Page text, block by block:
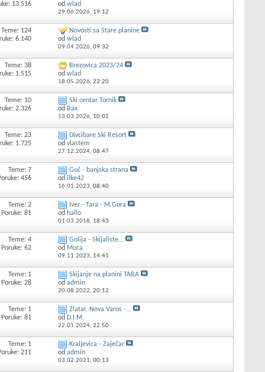
13.516
od wlad
29.06.2026, 19:12
Teme: 124
6.140
Novosti sa Stare planine
od wlad
09.04.2026, 09:32
Teme: 38
1.515
Brezovica 2023/24
od wlad
18.05.2026, 22:20
Teme: 10
2.326
Ski centar Tornik
od Bax
13.03.2026, 10:01
Teme: 23
1.725
Divcibare Ski Resort
od vlastem
27.12.2024, 08:47
Teme: 7
456
Goč - banjska strana
od ilke42
16.01.2023, 08:40
Teme: 2
Poruke: 81
Iver - Tara - M.Gora
od hallo
01.03.2018, 18:43
Teme: 4
Poruke: 62
Golija - Skijaliste...
od Moca
09.11.2023, 14:41
Teme: 1
Poruke: 28
Skijanje na planini TARA
od admin
20.08.2022, 20:12
Teme: 1
Poruke: 81
Zlatar, Nova Varos -...
od D.I.M.
22.01.2024, 22:50
Teme: 1
211
Kraljevica - Zaječar
od admin
03.02.2021, 00:13